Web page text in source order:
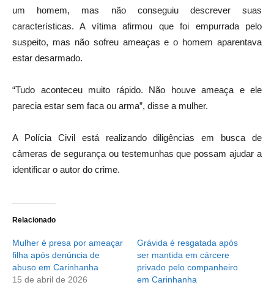
um homem, mas não conseguiu descrever suas
características. A vítima afirmou que foi empurrada pelo
suspeito, mas não sofreu ameaças e o homem aparentava
estar desarmado.
“Tudo aconteceu muito rápido. Não houve ameaça e ele
parecia estar sem faca ou arma”, disse a mulher.
A Polícia Civil está realizando diligências em busca de
câmeras de segurança ou testemunhas que possam ajudar a
identificar o autor do crime.
Relacionado
Mulher é presa por ameaçar
filha após denúncia de
abuso em Carinhanha
15 de abril de 2026
Grávida é resgatada após
ser mantida em cárcere
privado pelo companheiro
em Carinhanha